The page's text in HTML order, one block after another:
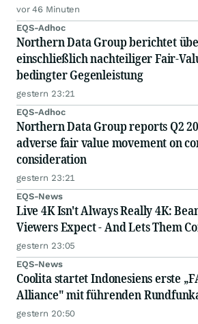
vor 46 Minuten
EQS-Adhoc
Northern Data Group berichtet
einschließlich nachteiliger Fair-
bedingter Gegenleistung
gestern 23:21
EQS-Adhoc
Northern Data Group reports Q2
adverse fair value movement on
consideration
gestern 23:21
EQS-News
Live 4K Isn't Always Really 4K:
Viewers Expect - And Lets Them
gestern 23:05
EQS-News
Coolita startet Indonesiens erste
Alliance" mit führenden
gestern 20:50